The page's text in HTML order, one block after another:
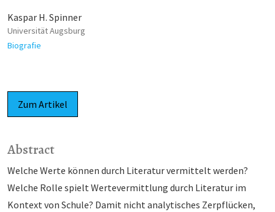
Kaspar H. Spinner
Universität Augsburg
Biografie
Zum Artikel
Abstract
Welche Werte können durch Literatur vermittelt werden?
Welche Rolle spielt Wertevermittlung durch Literatur im
Kontext von Schule? Damit nicht analytisches Zerpflücken,